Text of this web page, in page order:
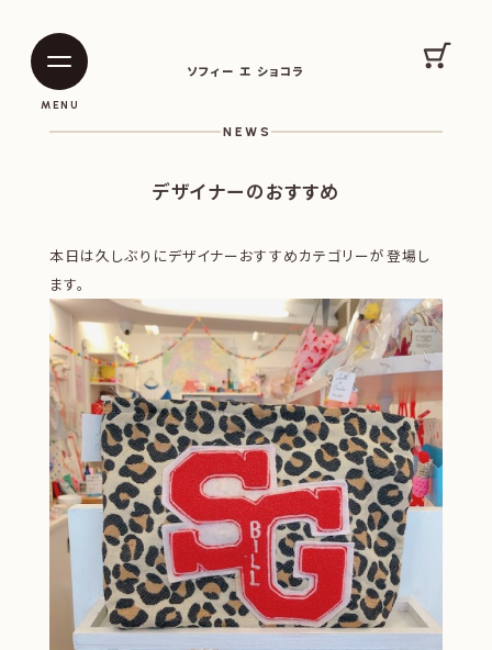
ソフィー エ ショコラ
MENU
カー
NEWS
デザイナーのおすすめ
本日は久しぶりにデザイナーおすすめカテゴリーが登場し
ます。